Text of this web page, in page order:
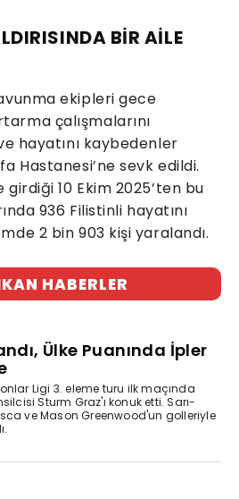
BİR AİLE
ekipleri gece
çalışmalarını
hayatını kaybedenler
Hastanesi’ne sevk edildi.
10 Ekim 2025’ten bu
936 Filistinli hayatını
2 bin 903 kişi yaralandı.
HABERLER
Ülke Puanında İpler
Ligi 3. eleme turu ilk maçında
Sturm Graz'ı konuk etti. Sarı-
ve Mason Greenwood'un golleriyle